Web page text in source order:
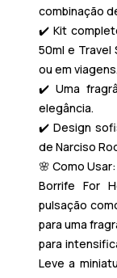
combinação
✔️ Kit
50ml e Travel
ou em viagens.
✔️ Uma
elegância.
✔️ Design
de Narciso
🌸 Como Usar:
Borrife For
pulsação
para uma
para
Leve a